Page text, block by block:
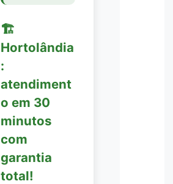
🏗️
Hortolândia
:
atendiment
o em 30
minutos
com
garantia
total!